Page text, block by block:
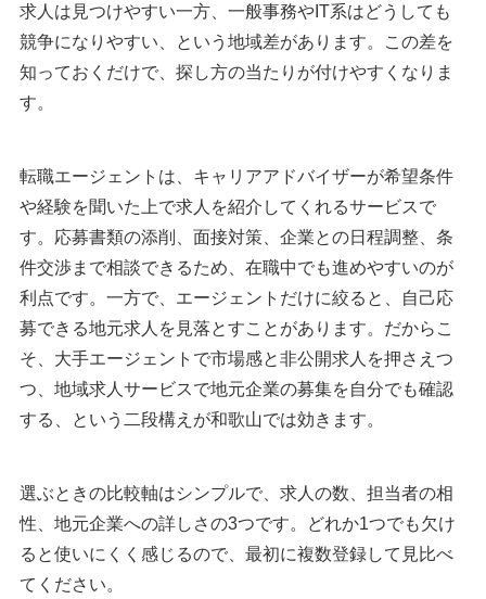
求人は見つけやすい一方、一般事務やIT系はどうしても
競争になりやすい、という地域差があります。この差を
知っておくだけで、探し方の当たりが付けやすくなりま
す。
転職エージェントは、キャリアアドバイザーが希望条件
や経験を聞いた上で求人を紹介してくれるサービスで
す。応募書類の添削、面接対策、企業との日程調整、条
件交渉まで相談できるため、在職中でも進めやすいのが
利点です。一方で、エージェントだけに絞ると、自己応
募できる地元求人を見落とすことがあります。だからこ
そ、大手エージェントで市場感と非公開求人を押さえつ
つ、地域求人サービスで地元企業の募集を自分でも確認
する、という二段構えが和歌山では効きます。
選ぶときの比較軸はシンプルで、求人の数、担当者の相
性、地元企業への詳しさの3つです。どれか1つでも欠け
ると使いにくく感じるので、最初に複数登録して見比べ
てください。